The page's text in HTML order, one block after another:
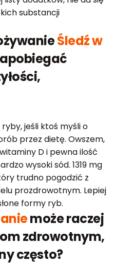
substancji
Śledź w
jeśli ktoś myśli o
przez dietę. Owszem,
D i pewna ilość
wysoki sód. 1319 mg
trudno pogodzić z
prozdrowotnym. Lepiej
formy ryb.
może raczej
zdrowotnym,
często?